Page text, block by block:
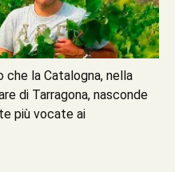
la Catalogna, nella
di Tarragona, nasconde
più vocate ai